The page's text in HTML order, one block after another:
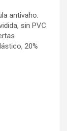
antivaho.
sin PVC
20%